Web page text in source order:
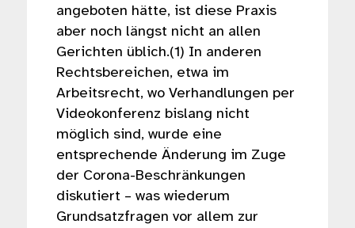
angeboten hätte, ist diese Praxis
aber noch längst nicht an allen
Gerichten üblich.(1) In anderen
Rechtsbereichen, etwa im
Arbeitsrecht, wo Verhandlungen per
Videokonferenz bislang nicht
möglich sind, wurde eine
entsprechende Änderung im Zuge
der Corona-Beschränkungen
diskutiert – was wiederum
Grundsatzfragen vor allem zur